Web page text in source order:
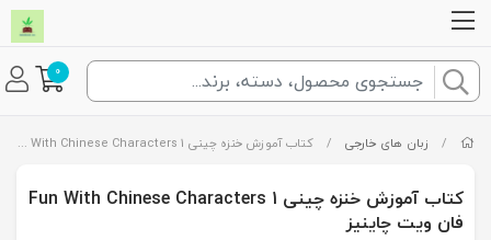
0
/ زبان های خارجی / کتاب آموزش خنزه چینی Fun With Chinese Characters 1 فان ویت چاینیز
کتاب آموزش خنزه چینی Fun With Chinese Characters 1
فان ویت چاینیز